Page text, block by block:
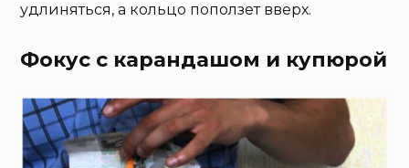
удлиняться, а кольцо поползет вверх.
Фокус с карандашом и купюрой